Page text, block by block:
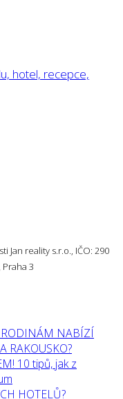
Jan reality s.r.o., IČO: 290
Praha 3
NABÍZÍ
RAKOUSKO?
10 tipů, jak z
HOTELŮ?